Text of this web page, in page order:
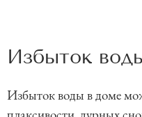
Избыток
Избыток воды в доме